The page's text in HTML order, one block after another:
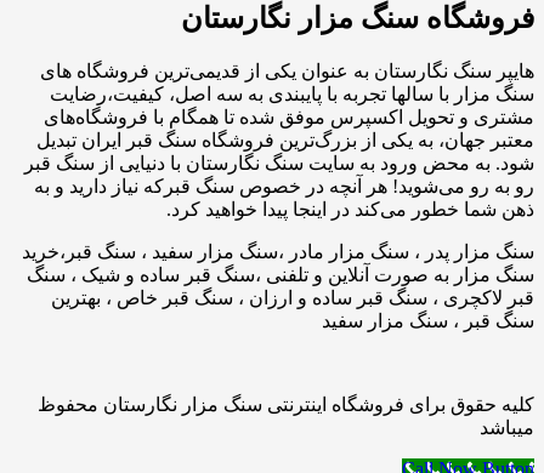
فروشگاه سنگ مزار نگارستان
هایپر سنگ نگارستان به عنوان یکی از قدیمی‌ترین فروشگاه های
سنگ مزار با سالها تجربه با پایبندی به سه اصل، کیفیت،رضایت
مشتری و تحویل اکسپرس موفق شده تا همگام با فروشگاه‌های
معتبر جهان، به یکی از بزرگ‌ترین فروشگاه سنگ قبر ایران تبدیل
شود. به محض ورود به سایت سنگ نگارستان با دنیایی از سنگ قبر
رو به رو می‌شوید! هر آنچه در خصوص سنگ قبرکه نیاز دارید و به
ذهن شما خطور می‌کند در اینجا پیدا خواهید کرد.
سنگ مزار پدر ، سنگ مزار مادر ،سنگ مزار سفید ، سنگ قبر،خرید
سنگ مزار به صورت آنلاین و تلفنی ،سنگ قبر ساده و شیک ، سنگ
قبر لاکچری ، سنگ قبر ساده و ارزان ، سنگ قبر خاص ، بهترین
سنگ قبر ، سنگ مزار سفید
کلیه حقوق برای فروشگاه اینترنتی سنگ مزار نگارستان محفوظ
میباشد
Call Now Button